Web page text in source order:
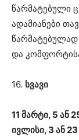
წარმატებული
ადამიანები
წარმატებულად
და
16. სვავი
11 მარტი, 5 ან
ივლისი, 3 ან 23